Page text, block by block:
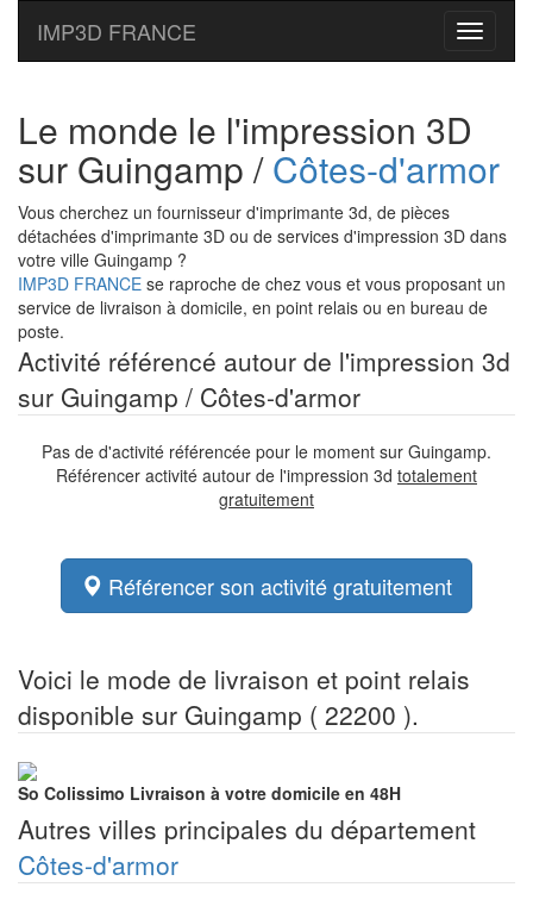
Toggle
IMP3D FRANCE
Le monde le l'impression 3D
sur Guingamp /Côtes-d'armor
Vous cherchez un fournisseur d'imprimante 3d, de pièces
détachées d'imprimante 3D ou de services d'impression 3D dans
votre ville Guingamp ?
IMP3D FRANCE se raproche de chez vous et vous proposant un
service de livraison à domicile, en point relais ou en bureau de
poste.
Activité référencé autour de l'impression 3d
sur Guingamp / Côtes-d'armor
Pas de d'activité référencée pour le moment sur Guingamp.
Référencer activité autour de l'impression 3d totalement
gratuitement
Référencer son activité gratuitement
Voici le mode de livraison et point relais
disponible sur Guingamp ( 22200 ).
So Colissimo Livraison à votre domicile en 48H
Autres villes principales du département
Côtes-d'armor